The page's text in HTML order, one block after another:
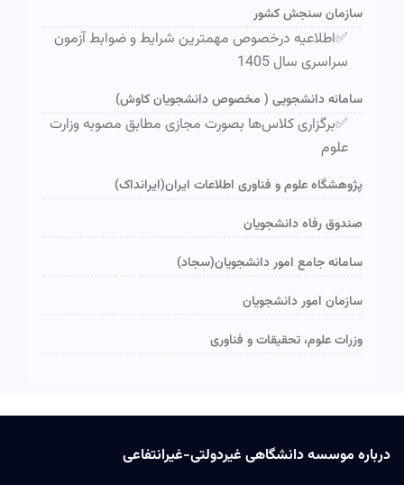
سازمان سنجش کشور
✅اطلاعیه درخصوص مهمترین شرایط و ضوابط آزمون
سراسری سال 1405
سامانه دانشجویی ( مخصوص دانشجویان کاوش)
✅برگزاری کلاس‌ها بصورت مجازی مطابق مصوبه وزارت
علوم
پژوهشگاه علوم و فناوری اطلاعات ایران(ایرانداک)
صندوق رفاه دانشجویان
سامانه جامع امور دانشجویان(سجاد)
سازمان امور دانشجویان
وزرات علوم، تحقیقات و فناوری
درباره موسسه دانشگاهی غیردولتی-غیرانتفاعی